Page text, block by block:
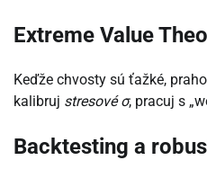
Extreme Value
Keďže chvosty sú ťažké,
kalibruj stresové σ, pracuj s
Backtesting a